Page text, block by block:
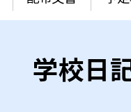
学校日